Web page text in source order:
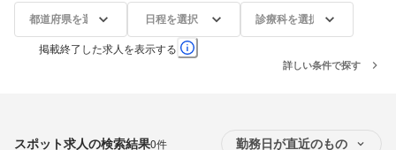
都道府県を選択 日程を選択 診療科を選択
掲載終了した求人を表示する
詳しい条件で探す
スポット求人の検索結果0件 勤務日が直近のもの